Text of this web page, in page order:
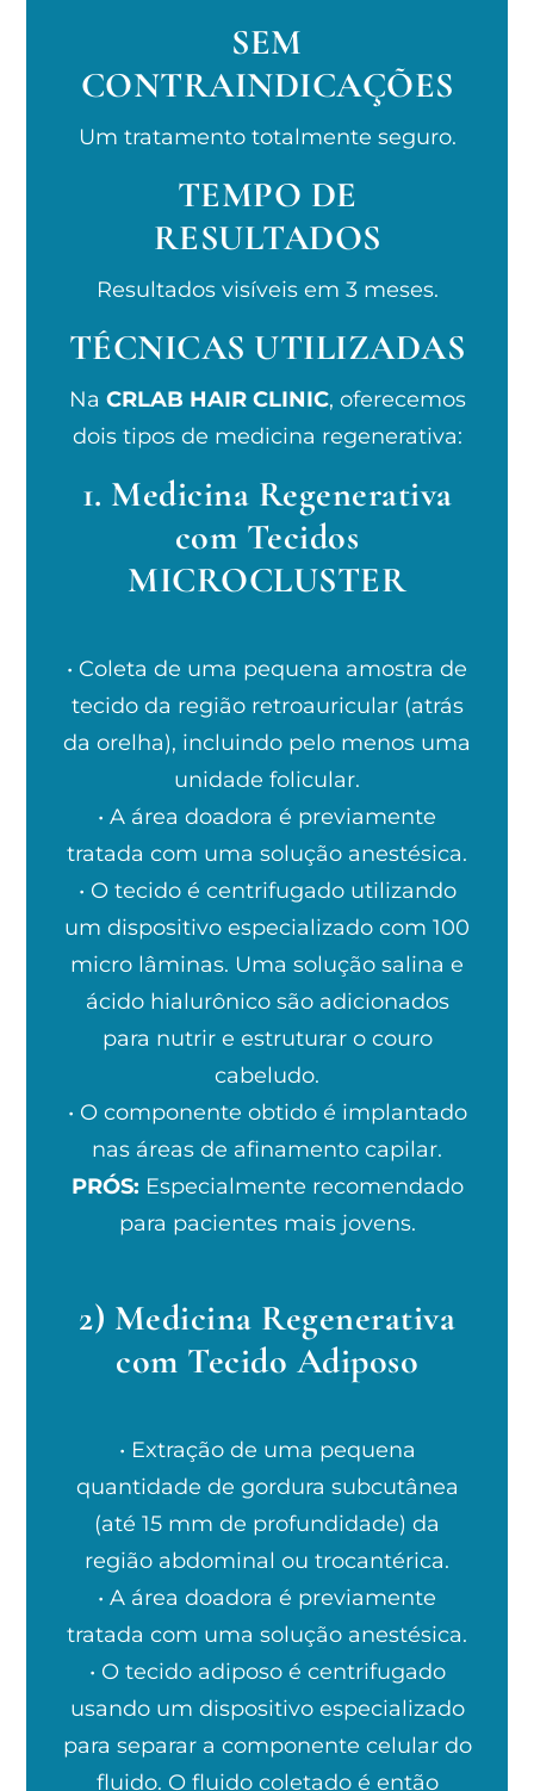
SEM
CONTRAINDICAÇÕES
Um tratamento totalmente seguro.
TEMPO DE
RESULTADOS
Resultados visíveis em 3 meses.
TÉCNICAS UTILIZADAS
Na CRLAB HAIR CLINIC, oferecemos
dois tipos de medicina regenerativa:
1. Medicina Regenerativa
com Tecidos
MICROCLUSTER
• Coleta de uma pequena amostra de
tecido da região retroauricular (atrás
da orelha), incluindo pelo menos uma
unidade folicular.
• A área doadora é previamente
tratada com uma solução anestésica.
• O tecido é centrifugado utilizando
um dispositivo especializado com 100
micro lâminas. Uma solução salina e
ácido hialurônico são adicionados
para nutrir e estruturar o couro
cabeludo.
• O componente obtido é implantado
nas áreas de afinamento capilar.
PRÓS: Especialmente recomendado
para pacientes mais jovens.
2) Medicina Regenerativa
com Tecido Adiposo
• Extração de uma pequena
quantidade de gordura subcutânea
(até 15 mm de profundidade) da
região abdominal ou trocantérica.
• A área doadora é previamente
tratada com uma solução anestésica.
• O tecido adiposo é centrifugado
usando um dispositivo especializado
para separar a componente celular do
fluido. O fluido coletado é então